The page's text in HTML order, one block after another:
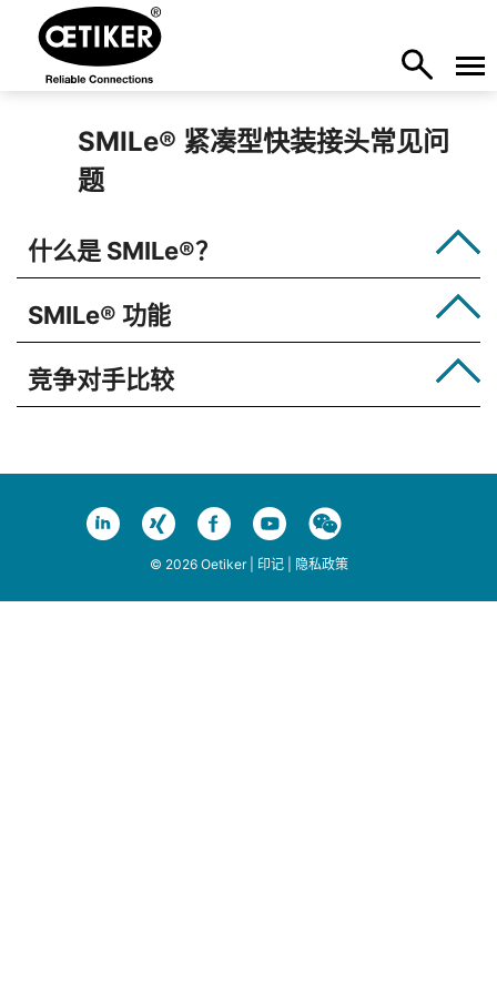
SMILe® 紧凑型快装接头常见问
题
什么是 SMILe®？
SMILe® 功能
竞争对手比较
© 2026 Oetiker | 印记| 隐私政策